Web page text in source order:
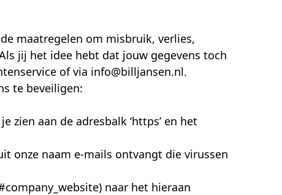
maatregelen om misbruik, verlies,
jij het idee hebt dat jouw gegevens toch
of via info@billjansen.nl.
te beveiligen:
zien aan de adresbalk ‘https’ en het
onze naam e-mails ontvangt die virussen
naar het hieraan